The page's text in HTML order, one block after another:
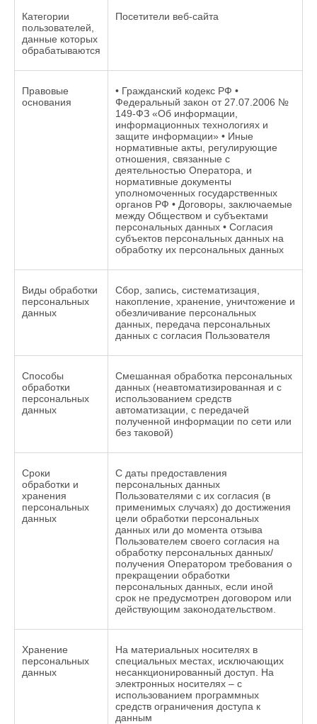
Категории
пользователей,
данные которых
обрабатываются
Посетители веб-сайта
Правовые
основания
• Гражданский кодекс РФ •
Федеральный закон от 27.07.2006 №
149-ФЗ «Об информации,
информационных технологиях и
защите информации» • Иные
нормативные акты, регулирующие
отношения, связанные с
деятельностью Оператора, и
нормативные документы
уполномоченных государственных
органов РФ • Договоры, заключаемые
между Обществом и субъектами
персональных данных • Согласия
субъектов персональных данных на
обработку их персональных данных
Виды обработки
персональных
данных
Сбор, запись, систематизация,
накопление, хранение, уничтожение и
обезличивание персональных
данных, передача персональных
данных с согласия Пользователя
Способы
обработки
персональных
данных
Смешанная обработка персональных
данных (неавтоматизированная и с
использованием средств
автоматизации, с передачей
полученной информации по сети или
без таковой)
Сроки
обработки и
хранения
персональных
данных
С даты предоставления
персональных данных
Пользователями с их согласия (в
применимых случаях) до достижения
цели обработки персональных
данных или до момента отзыва
Пользователем своего согласия на
обработку персональных данных/
получения Оператором требования о
прекращении обработки
персональных данных, если иной
срок не предусмотрен договором или
действующим законодательством.
Хранение
персональных
данных
На материальных носителях в
специальных местах, исключающих
несанкционированный доступ. На
электронных носителях – с
использованием программных
средств ограничения доступа к
данным